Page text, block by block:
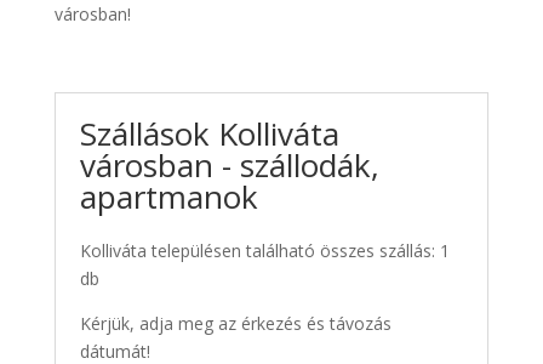
városban!
Szállások Kolliváta
városban - szállodák,
apartmanok
Kolliváta településen található összes szállás: 1
db
Kérjük, adja meg az érkezés és távozás
dátumát!